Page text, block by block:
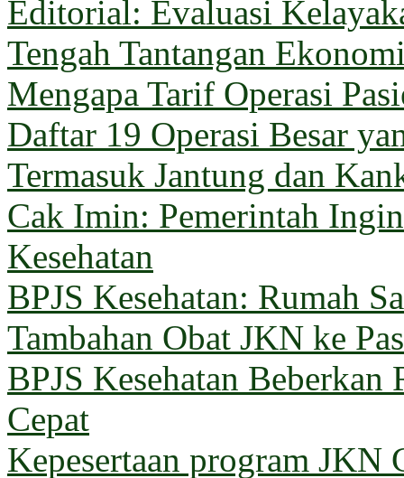
Editorial: Evaluasi
Tengah Tantangan
Mengapa Tarif Operasi
Daftar 19 Operasi Besar
Termasuk Jantung dan
Cak Imin: Pemerintah
Kesehatan
BPJS Kesehatan: Rumah
Tambahan Obat JKN ke
BPJS Kesehatan
Cepat
Kepesertaan program JKN